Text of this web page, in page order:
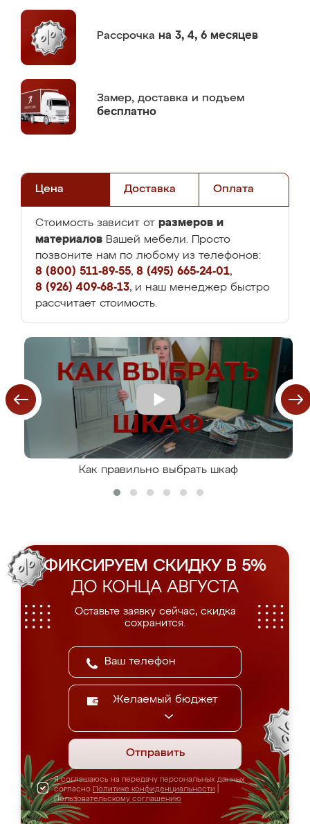
Рассрочка на 3, 4, 6 месяцев
Замер, доставка и подъем
бесплатно
Цена Доставка Оплата
Стоимость зависит от размеров и
материалов Вашей мебели. Просто
позвоните нам по любому из телефонов:
8 (800) 511-89-55, 8 (495) 665-24-01,
8 (926) 409-68-13, и наш менеджер быстро
рассчитает стоимость.
Как правильно выбрать шкаф
ФИКСИРУЕМ СКИДКУ В 5%
ДО КОНЦА АВГУСТА
Оставьте заявку сейчас, скидка
сохранится.
Желаемый бюджет
Отправить
Я соглашаюсь на передачу персональных данных
согласно Политике конфиденциальности
Пользовательскому соглашению